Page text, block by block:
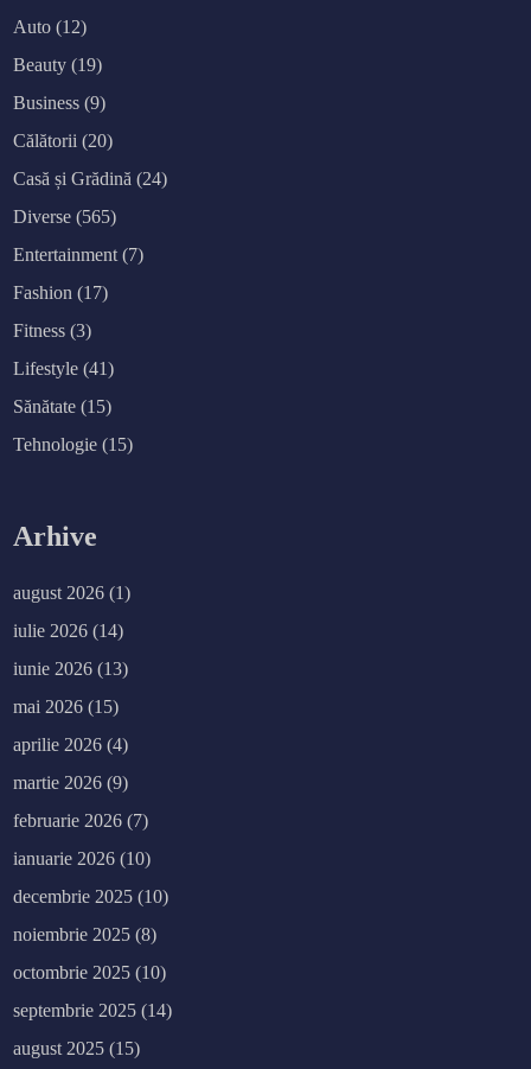
Auto (12)
Beauty (19)
Business (9)
Călătorii (20)
Casă și Grădină (24)
Diverse (565)
Entertainment (7)
Fashion (17)
Fitness (3)
Lifestyle (41)
Sănătate (15)
Tehnologie (15)
Arhive
august 2026 (1)
iulie 2026 (14)
iunie 2026 (13)
mai 2026 (15)
aprilie 2026 (4)
martie 2026 (9)
februarie 2026 (7)
ianuarie 2026 (10)
decembrie 2025 (10)
noiembrie 2025 (8)
octombrie 2025 (10)
septembrie 2025 (14)
august 2025 (15)